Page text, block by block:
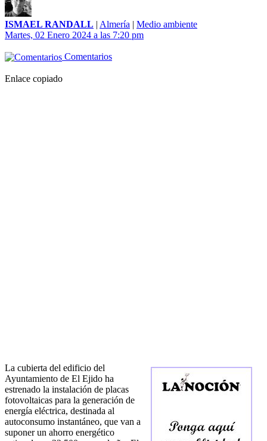
ISMAEL RANDALL | Almería | Medio ambiente
Martes, 02 Enero 2024 a las 7:20 pm
Comentarios
Enlace copiado
La cubierta del edificio del
Ayuntamiento de El Ejido ha
estrenado la instalación de placas
fotovoltaicas para la generación de
energía eléctrica, destinada al
autoconsumo instantáneo, que van a
suponer un ahorro energético